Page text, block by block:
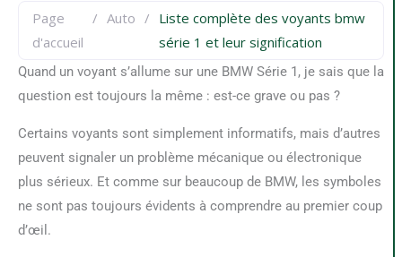
Page
d'accueil
/ Auto / Liste complète des voyants bmw
série 1 et leur signification
Quand un voyant s’allume sur une BMW Série 1, je sais que la
question est toujours la même : est-ce grave ou pas ?
Certains voyants sont simplement informatifs, mais d’autres
peuvent signaler un problème mécanique ou électronique
plus sérieux. Et comme sur beaucoup de BMW, les symboles
ne sont pas toujours évidents à comprendre au premier coup
d’œil.